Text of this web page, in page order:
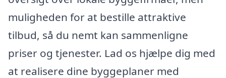
muligheden for at bestille attraktive
tilbud, så du nemt kan sammenligne
priser og tjenester. Lad os hjælpe dig med
at realisere dine byggeplaner med